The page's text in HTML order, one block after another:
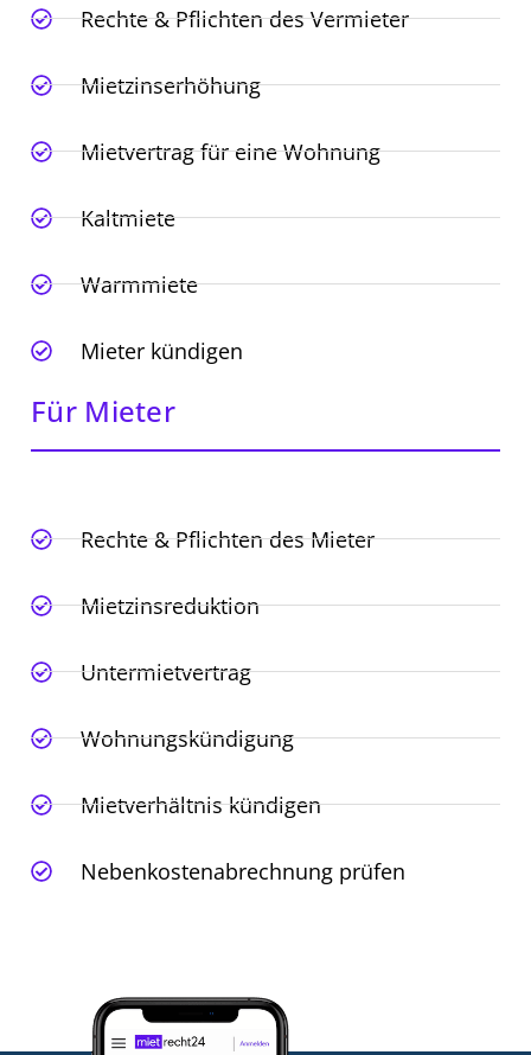
Rechte & Pflichten des Vermieter
Mietzinserhöhung
Mietvertrag für eine Wohnung
Kaltmiete
Warmmiete
Mieter kündigen
Für Mieter
Rechte & Pflichten des Mieter
Mietzinsreduktion
Untermietvertrag
Wohnungskündigung
Mietverhältnis kündigen
Nebenkostenabrechnung prüfen